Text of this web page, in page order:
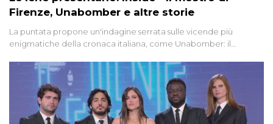
Firenze, Unabomber e altre storie
La puntata propone un'indagine serrata sulle vicende più
enigmatiche della cronaca italiana, come Unabomber: il
'90 e il 2000 che, inquietantemente, potrebbe essere ancora in
libertà. Lo speciale affronta inoltre le zone d'ombra sul Mostro di
Firenze, le cui responsabilità appaiono ancora oggi avvolte in un
groviglio di dubbi mai chiariti. Nel corso dello speciale anche
l'intervista inedita a Olindo Romano, realizzata ne...